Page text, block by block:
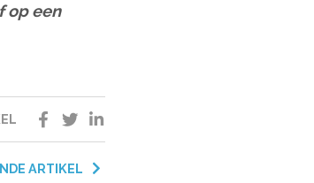
op een
ARTIKEL